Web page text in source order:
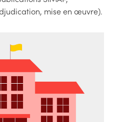
mise en œuvre).